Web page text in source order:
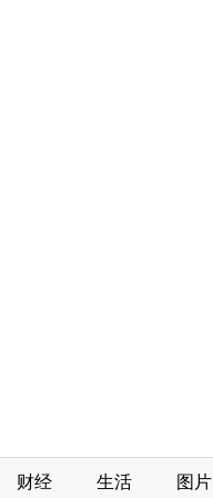
财经 生活 图片